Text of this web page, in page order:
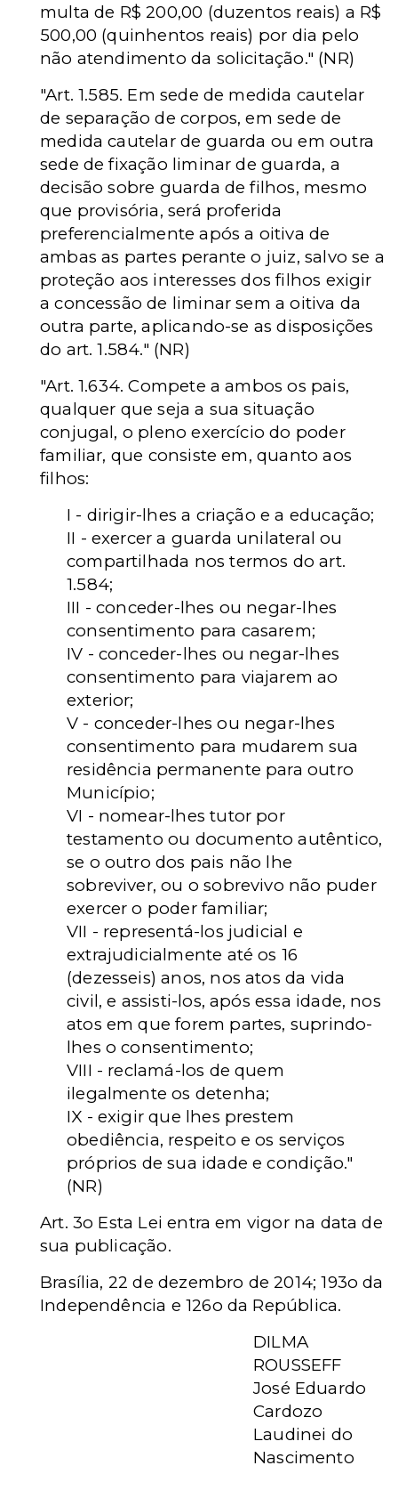
multa de R$ 200,00 (duzentos reais) a R$
500,00 (quinhentos reais) por dia pelo
não atendimento da solicitação." (NR)
"Art. 1.585. Em sede de medida cautelar
de separação de corpos, em sede de
medida cautelar de guarda ou em outra
sede de fixação liminar de guarda, a
decisão sobre guarda de filhos, mesmo
que provisória, será proferida
preferencialmente após a oitiva de
ambas as partes perante o juiz, salvo se a
proteção aos interesses dos filhos exigir
a concessão de liminar sem a oitiva da
outra parte, aplicando-se as disposições
do art. 1.584." (NR)
"Art. 1.634. Compete a ambos os pais,
qualquer que seja a sua situação
conjugal, o pleno exercício do poder
familiar, que consiste em, quanto aos
filhos:
I - dirigir-lhes a criação e a educação;
II - exercer a guarda unilateral ou
compartilhada nos termos do art.
1.584;
III - conceder-lhes ou negar-lhes
consentimento para casarem;
IV - conceder-lhes ou negar-lhes
consentimento para viajarem ao
exterior;
V - conceder-lhes ou negar-lhes
consentimento para mudarem sua
residência permanente para outro
Município;
VI - nomear-lhes tutor por
testamento ou documento autêntico,
se o outro dos pais não lhe
sobreviver, ou o sobrevivo não puder
exercer o poder familiar;
VII - representá-los judicial e
extrajudicialmente até os 16
(dezesseis) anos, nos atos da vida
civil, e assisti-los, após essa idade, nos
atos em que forem partes, suprindo-
lhes o consentimento;
VIII - reclamá-los de quem
ilegalmente os detenha;
IX - exigir que lhes prestem
obediência, respeito e os serviços
próprios de sua idade e condição."
(NR)
Art. 3o Esta Lei entra em vigor na data de
sua publicação.
Brasília, 22 de dezembro de 2014; 193o da
Independência e 126o da República.
DILMA
ROUSSEFF
José Eduardo
Cardozo
Laudinei do
Nascimento